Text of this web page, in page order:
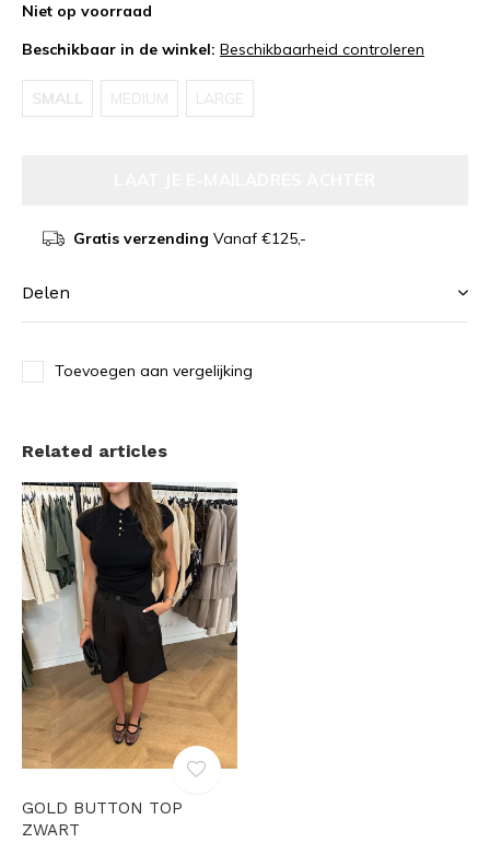
Niet op voorraad
Beschikbaar in de winkel: Beschikbaarheid controleren
SMALL MEDIUM LARGE
Gratis verzending Vanaf €125,-
Delen
Toevoegen aan vergelijking
Related articles
GOLD BUTTON TOP
ZWART